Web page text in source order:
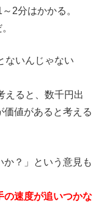
2分はかかる。
ないんじゃない
えると、数千円出
価値があると考える
か？」という意見も
の速度が追いつかな